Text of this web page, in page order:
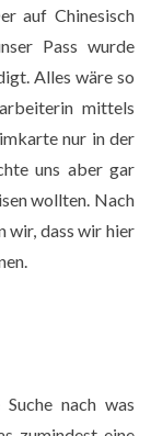
auf Chinesisch
Pass wurde
Alles wäre so
mittels
nur in der
uns aber gar
wollten. Nach
wir, dass wir hier
nach was